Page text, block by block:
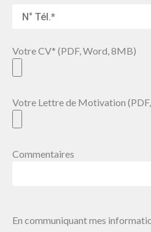
Votre CV* (PDF, Word, 8MB)
Votre Lettre de Motivation
Commentaires
En communiquant mes